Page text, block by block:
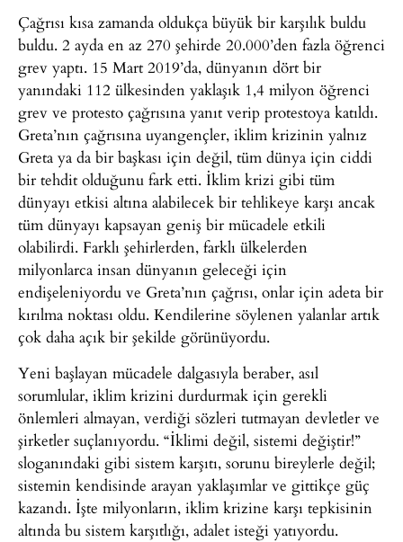
Çağrısı kısa zamanda oldukça büyük bir karşılık buldu
buldu. 2 ayda en az 270 şehirde 20.000’den fazla öğrenci
grev yaptı. 15 Mart 2019’da, dünyanın dört bir
yanındaki 112 ülkesinden yaklaşık 1,4 milyon öğrenci
grev ve protesto çağrısına yanıt verip protestoya katıldı.
Greta’nın çağrısına uyangençler, iklim krizinin yalnız
Greta ya da bir başkası için değil, tüm dünya için ciddi
bir tehdit olduğunu fark etti. İklim krizi gibi tüm
dünyayı etkisi altına alabilecek bir tehlikeye karşı ancak
tüm dünyayı kapsayan geniş bir mücadele etkili
olabilirdi. Farklı şehirlerden, farklı ülkelerden
milyonlarca insan dünyanın geleceği için
endişeleniyordu ve Greta’nın çağrısı, onlar için adeta bir
kırılma noktası oldu. Kendilerine söylenen yalanlar artık
çok daha açık bir şekilde görünüyordu.
Yeni başlayan mücadele dalgasıyla beraber, asıl
sorumlular, iklim krizini durdurmak için gerekli
önlemleri almayan, verdiği sözleri tutmayan devletler ve
şirketler suçlanıyordu. “İklimi değil, sistemi değiştir!”
sloganındaki gibi sistem karşıtı, sorunu bireylerle değil;
sistemin kendisinde arayan yaklaşımlar ve gittikçe güç
kazandı. İşte milyonların, iklim krizine karşı tepkisinin
altında bu sistem karşıtlığı, adalet isteği yatıyordu.